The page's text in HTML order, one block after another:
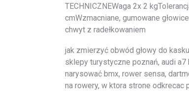
TECHNICZNEWaga 2x 2
cmWzmacniane, gumowane
chwyt z radełkowaniem
jak zmierzyć obwód głowy do
sklepy turystyczne poznań, audi
narysować bmx, rower sensa,
na rowery, w ktora strone odkrecac